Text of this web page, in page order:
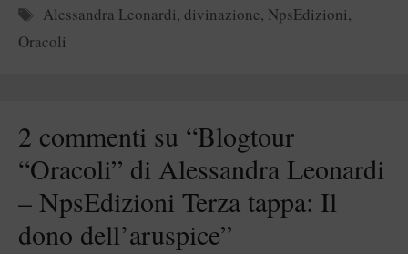
Tag
Alessandra Leonardi,divinazione, NpsEdizioni,
Oracoli
2 commenti su “Blogtour
“Oracoli” di Alessandra Leonardi
– NpsEdizioni Terza tappa: Il
dono dell’aruspice”